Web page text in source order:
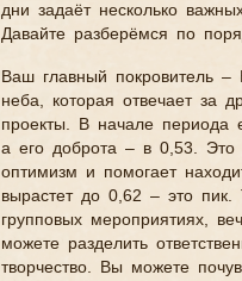
дни задаёт несколько
Давайте разберёмся по
Ваш главный покровитель
неба, которая отвечает за
проекты. В начале периода
а его доброта – в 0,53. Это
оптимизм и помогает
вырастет до 0,62 – это
групповых мероприятиях,
можете разделить
творчество. Вы можете